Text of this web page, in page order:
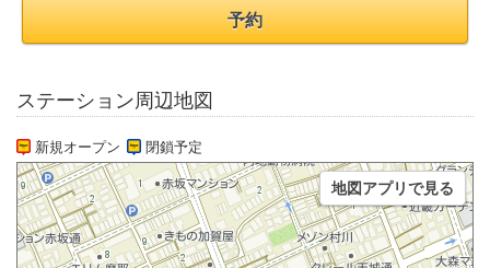
予約
ステーション周辺地図
新規オープン 閉鎖予定
地図アプリで見る